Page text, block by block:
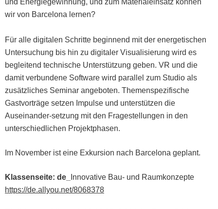
wir von Barcelona lernen?
Für alle digitalen Schritte beginnend mit der energetischen
Untersuchung bis hin zu digitaler Visualisierung wird es
begleitend technische Unterstützung geben. VR und die
damit verbundene Software wird parallel zum Studio als
zusätzliches Seminar angeboten. Themenspezifische
Gastvorträge setzen Impulse und unterstützen die
Auseinander-setzung mit den Fragestellungen in den
unterschiedlichen Projektphasen.
Im November ist eine Exkursion nach Barcelona geplant.
Klassenseite: de_
Innovative Bau- und Raumkonzepte
https://de.allyou.net/8068378